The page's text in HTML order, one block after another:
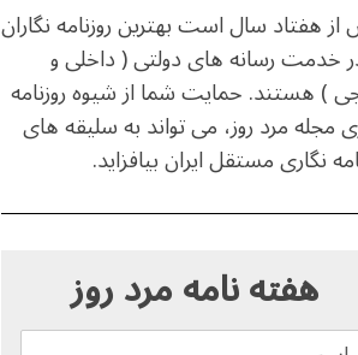
هفتاد سال است بهترین روزنامه نگاران
خدمت رسانه های دولتی ( داخلی و
) هستند. حمایت شما از شیوه روزنامه
مجله مرد روز، می تواند به سلیقه های
نگاری مستقل ایران بیافزاید.
هفته نامه مرد روز
S
r
c